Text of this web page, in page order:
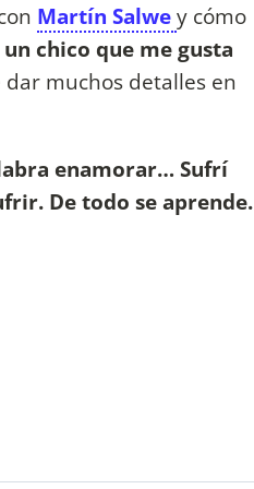
Martín Salwey cómo
chico que me gusta
muchos detalles en
enamorar… Sufrí
De todo se aprende.